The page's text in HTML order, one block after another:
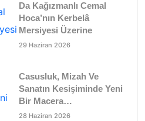
Da Kağızmanlı Cemal
Hoca’nın Kerbelâ
Mersiyesi Üzerine
29 Haziran 2026
Casusluk, Mizah Ve
Sanatın Kesişiminde Yeni
Bir Macera…
28 Haziran 2026